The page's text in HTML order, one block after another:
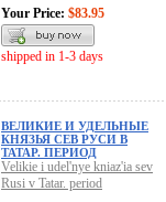
Your Price: $83.95
shipped in 1-3 days
ВЕЛИКИЕ И УДЕЛЬНЫЕ
КНЯЗЬЯ СЕВ РУСИ В
ТАТАР. ПЕРИОД
Velikie i udel'nye kniaz'ia sev
Rusi v Tatar. period